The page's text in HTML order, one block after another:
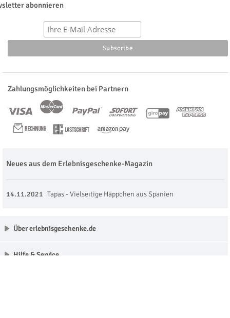
abonnieren
Zahlungsmöglichkeiten bei Partnern
Neues aus dem Erlebnisgeschenke-Magazin
14.11.2021 Tapas - Vielseitige Häppchen aus Spanien
Über erlebnisgeschenke.de
Hilfe & Service